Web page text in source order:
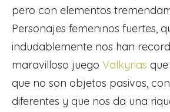
pero con elementos
Personajes femeninos fuertes,
indudablemente nos han
maravilloso juego Valkyrias
que no son objetos pasivos,
diferentes y que nos da una